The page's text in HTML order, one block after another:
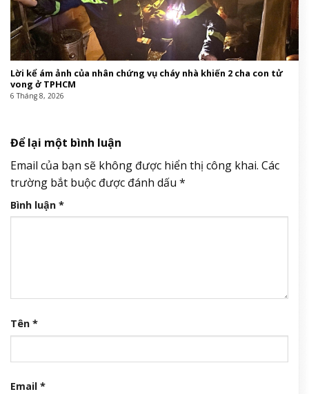
Lời kể ám ảnh của nhân chứng vụ cháy nhà khiến 2 cha con tử
vong ở TPHCM
6 Tháng 8, 2026
Để lại một bình luận
Email của bạn sẽ không được hiển thị công khai. Các
trường bắt buộc được đánh dấu *
Bình luận *
Tên *
Email *